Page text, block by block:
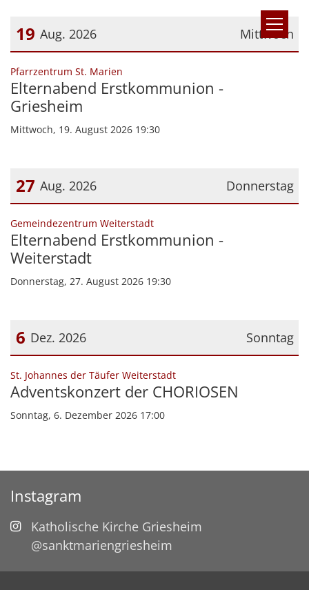
Zum Inhalt springen
Mittwoch
19 Aug. 2026
Datum: 19. August 2026
Pfarrzentrum St. Marien
Elternabend Erstkommunion -
Griesheim
Mittwoch, 19. August 2026 19:30
Donnerstag
27 Aug. 2026
Datum: 27. August 2026
Gemeindezentrum Weiterstadt:
Elternabend Erstkommunion -
Weiterstadt
Donnerstag, 27. August 2026 19:30
Sonntag
6 Dez. 2026
Datum: 6. Dezember 2026
St. Johannes der Täufer Weiterstadt:
Adventskonzert der CHORIOSEN
Sonntag, 6. Dezember 2026 17:00
Instagram
Katholische Kirche Griesheim
@sanktmariengriesheim